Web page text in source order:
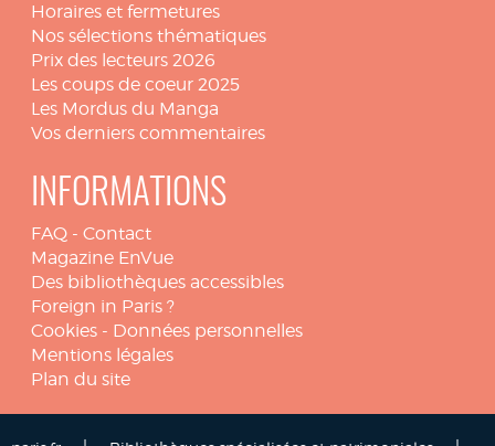
Horaires et fermetures
Nos sélections thématiques
Prix des lecteurs 2026
Les coups de coeur 2025
Les Mordus du Manga
Vos derniers commentaires
INFORMATIONS
FAQ - Contact
Magazine EnVue
Des bibliothèques accessibles
Foreign in Paris ?
Cookies - Données personnelles
Mentions légales
Plan du site